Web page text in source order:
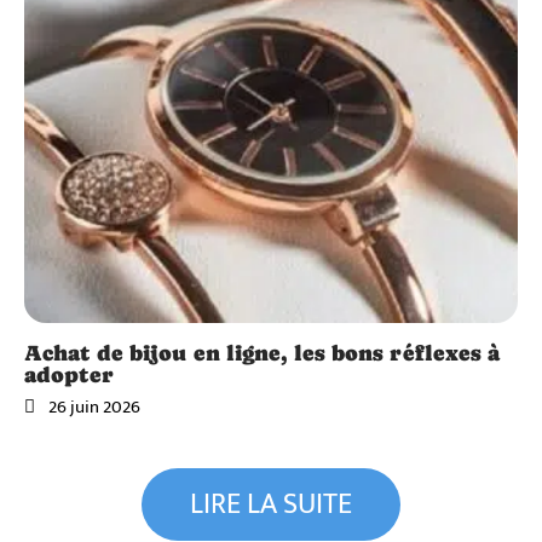
Achat de bijou en ligne, les bons réflexes à
adopter
26 juin 2026
LIRE LA SUITE
Salaire
d’un
auxilia
Dispar